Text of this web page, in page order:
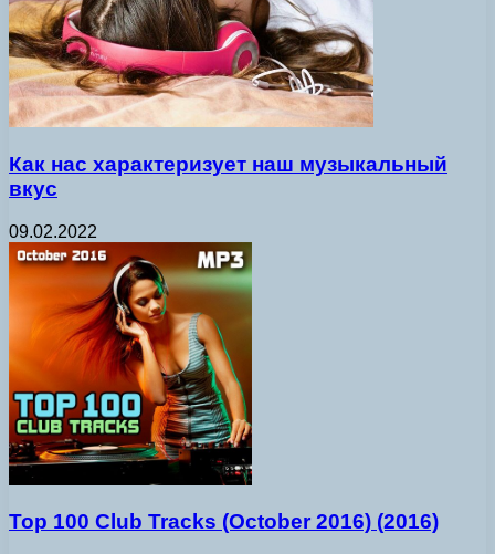
Как нас характеризует наш музыкальный
вкус
09.02.2022
Top 100 Club Tracks (October 2016) (2016)